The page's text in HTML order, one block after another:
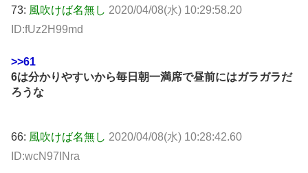
73: 風吹けば名無し 2020/04/08(水) 10:29:58.20
ID:fUz2H99md
>>61
6は分かりやすいから毎日朝一満席で昼前にはガラガラだ
ろうな
66: 風吹けば名無し 2020/04/08(水) 10:28:42.60
ID:wcN97INra